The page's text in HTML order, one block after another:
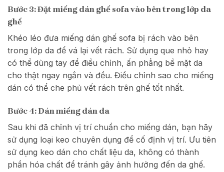
Bước 3: Đặt miếng dán ghế sofa vào bên trong lớp da
ghế
Khéo léo đưa miếng dán ghế sofa bị rách vào bên
trong lớp da để vá lại vết rách. Sử dụng que nhỏ hay
có thể dùng tay để điều chỉnh, ấn phẳng bề mặt da
cho thật ngay ngắn và đều. Điều chỉnh sao cho miếng
dán có thể che phủ vết rách trên ghế tốt nhất.
Bước 4: Dán miếng dán da
Sau khi đã chỉnh vị trí chuẩn cho miếng dán, bạn hãy
sử dụng loại keo chuyên dụng để cố định vị trí. Ưu tiên
sử dụng keo dán cho chất liệu da, không có thành
phần hóa chất để tránh gây ảnh hưởng đến da ghế.